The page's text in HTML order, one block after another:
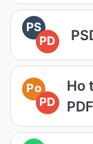
PS
PD
Po
PD
Ho
PDF